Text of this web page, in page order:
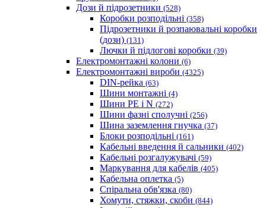
Дози й підрозетники (528)
Коробки розподільні (358)
Підрозетники й розпаювальні коробки
(дози) (131)
Лючки й підлогові коробки (39)
Електромонтажні колони (6)
Електромонтажні вироби (4325)
DIN-рейка (63)
Шини монтажні (4)
Шини PE і N (272)
Шини фазні сполучні (256)
Шина заземлення гнучка (37)
Блоки розподільні (161)
Кабельні введення й сальники (402)
Кабельні розгалужувачі (59)
Маркування для кабелів (405)
Кабельна оплетка (5)
Спіральна обв'язка (80)
Хомути, стяжки, скоби (844)